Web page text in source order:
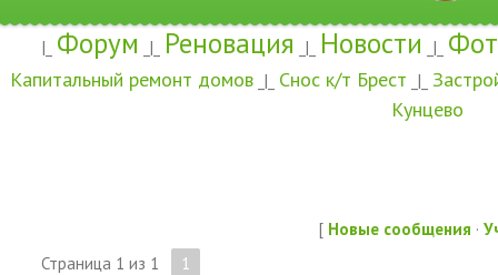
|_ Форум _|_ Реновация _|_ Новости _|_
Капитальный ремонт домов _|_ Снос к/т Брест _|_
Кунцево
[ Новые сообщения ·
Страница 1 из 1
1